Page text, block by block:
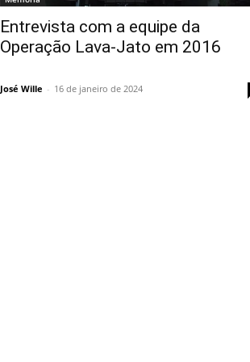
Entrevista com a equipe da
Operação Lava-Jato em 2016
José Wille - 16 de janeiro de 2024